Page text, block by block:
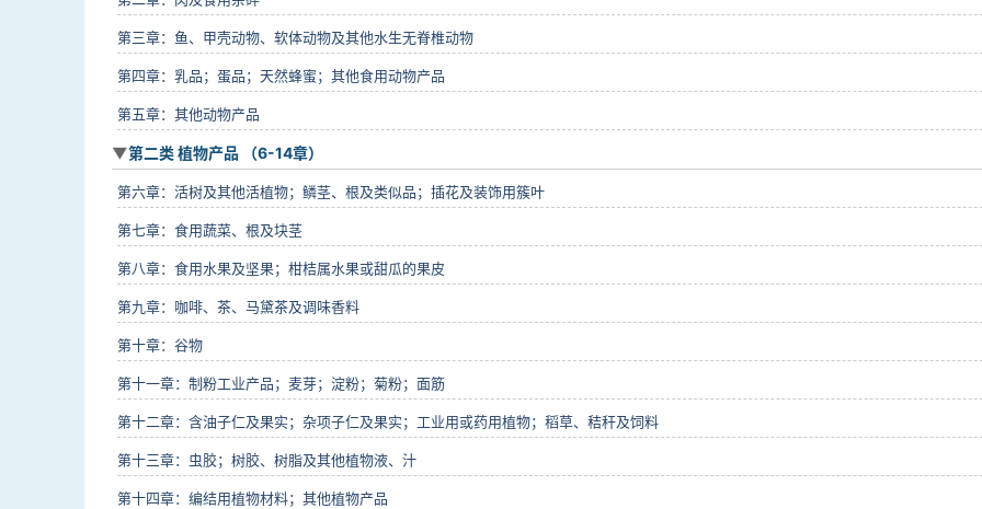
第三章：鱼、甲壳动物、软体动物及其他水生无脊椎动物
第四章：乳品；蛋品；天然蜂蜜；其他食用动物产品
第五章：其他动物产品
第二类 植物产品 （6-14章）
第六章：活树及其他活植物；鳞茎、根及类似品；插花及装饰用簇叶
第七章：食用蔬菜、根及块茎
第八章：食用水果及坚果；柑桔属水果或甜瓜的果皮
第九章：咖啡、茶、马黛茶及调味香料
第十章：谷物
第十一章：制粉工业产品；麦芽；淀粉；菊粉；面筋
第十二章：含油子仁及果实；杂项子仁及果实；工业用或药用植物；稻草、秸秆及饲料
第十三章：虫胶；树胶、树脂及其他植物液、汁
第十四章：编结用植物材料；其他植物产品